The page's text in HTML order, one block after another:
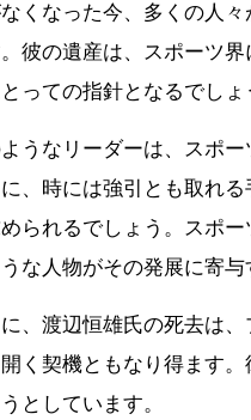
くなった今、多くの人
彼の遺産は、スポーツ
っての指針となるでしょ
うなリーダーは、スポ
、時には強引とも取れ
られるでしょう。スポ
な人物がその発展に寄与
、渡辺恒雄氏の死去は
く契機ともなり得ます
としています。